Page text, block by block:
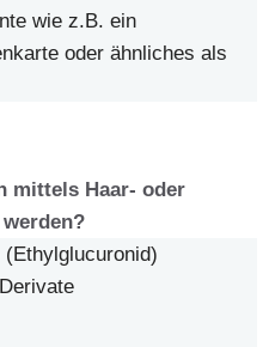
wie z.B. ein
oder ähnliches als
mittels Haar- oder